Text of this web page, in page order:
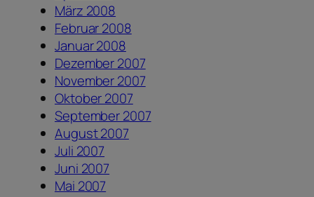
März 2008
Februar 2008
Januar 2008
Dezember 2007
November 2007
Oktober 2007
September 2007
August 2007
Juli 2007
Juni 2007
Mai 2007